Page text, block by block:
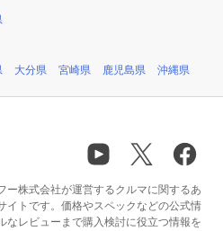
大分県 宮崎県 鹿児島県 沖縄県
ー株式会社が運営するクルマに関するあ
イトです。価格やスペックなどの公式情
なレビューまで購入検討に役立つ情報を